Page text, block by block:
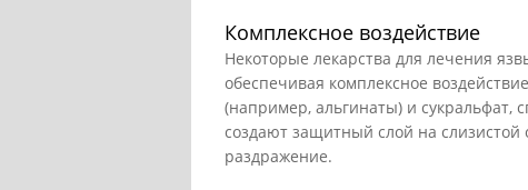
Комплексное воздействие
Некоторые лекарства для лечения
обеспечивая комплексное
(например, альгинаты) и сукральфат,
создают защитный слой на
раздражение.